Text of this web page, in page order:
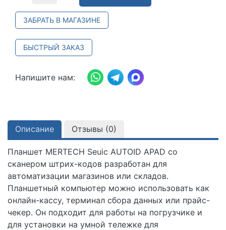
ЗАБРАТЬ В МАГАЗИНЕ
БЫСТРЫЙ ЗАКАЗ
Напишите нам:
Описание Отзывы (0)
Планшет MERTECH Seuic AUTOID APAD со
сканером штрих-кодов разработан для
автоматизации магазинов или складов.
Планшетный компьютер можно использовать как
онлайн-кассу, терминал сбора данных или прайс-
чекер. Он подходит для работы на погрузчике и
для установки на умной тележке для